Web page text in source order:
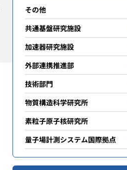
その他
共通基盤研究施設
加速器研究施設
外部連携推進部
技術部門
物質構造科学研究所
素粒子原子核研究所
量子場計測システム国際拠点